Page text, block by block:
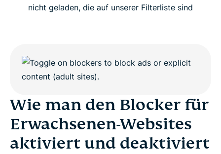
nicht geladen, die auf unserer Filterliste sind
Wie man den Blocker für
Erwachsenen-Websites
aktiviert und deaktiviert